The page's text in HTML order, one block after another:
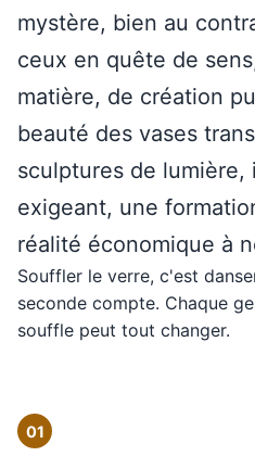
mystère, bien au
ceux en quête de
matière, de création
beauté des vases
sculptures de
exigeant, une
réalité économique à
Souffler le verre, c'est
seconde compte. Chaque
souffle peut tout changer.
01